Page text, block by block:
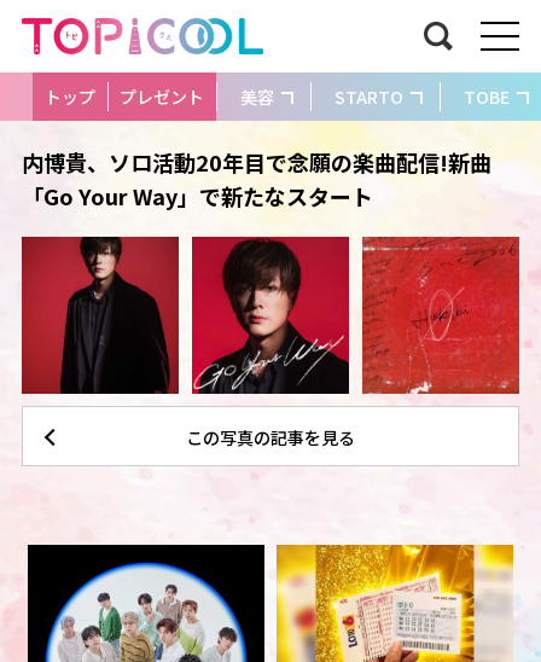
トップ プレゼント 美容 STARTO TOBE
内博貴、ソロ活動20年目で念願の楽曲配信!新曲
「Go Your Way」で新たなスタート
この写真の記事を見る